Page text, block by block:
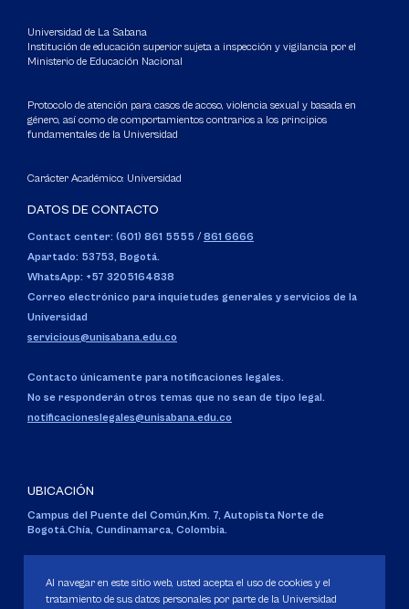
Universidad de La Sabana
Institución de educación superior sujeta a inspección y vigilancia por el
Ministerio de Educación Nacional
Protocolo de atención para casos de acoso, violencia sexual y basada en
género, así como de comportamientos contrarios a los principios
fundamentales de la Universidad
Carácter Académico: Universidad
DATOS DE CONTACTO
Contact center: (601) 861 5555 / 861 6666
Apartado: 53753, Bogotá.
WhatsApp: +57 3205164838
Correo electrónico para inquietudes generales y servicios de la
Universidad
servicious@unisabana.edu.co
Contacto únicamente para notificaciones legales.
No se responderán otros temas que no sean de tipo legal.
notificacioneslegales@unisabana.edu.co
UBICACIÓN
Campus del Puente del Común,Km. 7, Autopista Norte de
Bogotá.Chía, Cundinamarca, Colombia.
Personería Jurídica:Resolución 130 del 14 de enero de 1980.
Ministerio de Educación Nacional.
Al navegar en este sitio web, usted acepta el uso de cookies y el
tratamiento de sus datos personales por parte de la Universidad